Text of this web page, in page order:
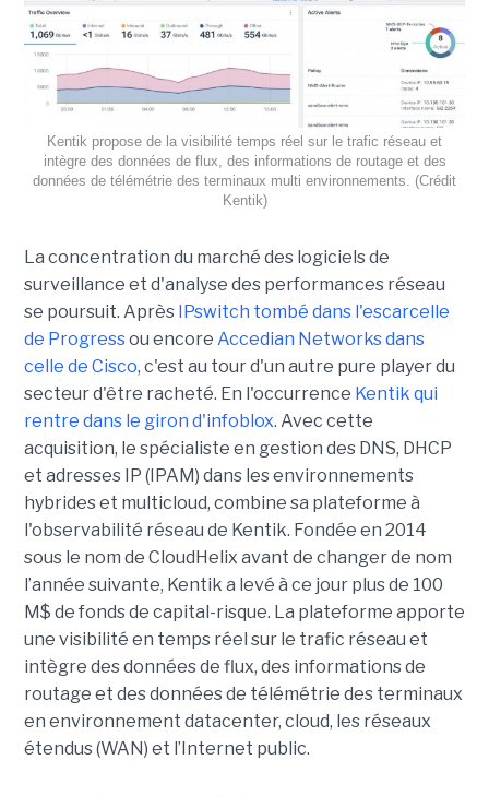
Kentik propose de la visibilité temps réel sur le trafic réseau et
intègre des données de flux, des informations de routage et des
données de télémétrie des terminaux multi environnements. (Crédit
Kentik)
La concentration du marché des logiciels de
surveillance et d'analyse des performances réseau
se poursuit. Après IPswitch tombé dans l'escarcelle
de Progressou encore Accedian Networks dans
celle de Cisco, c'est au tour d'un autre pure player du
secteur d'être racheté. En l'occurrence Kentik qui
rentre dans le giron d'infoblox. Avec cette
acquisition, le spécialiste en gestion des DNS, DHCP
et adresses IP (IPAM) dans les environnements
hybrides et multicloud, combine sa plateforme à
l'observabilité réseau de Kentik. Fondée en 2014
sous le nom de CloudHelix avant de changer de nom
l’année suivante, Kentik a levé à ce jour plus de 100
M$ de fonds de capital-risque. La plateforme apporte
une visibilité en temps réel sur le trafic réseau et
intègre des données de flux, des informations de
routage et des données de télémétrie des terminaux
en environnement datacenter, cloud, les réseaux
étendus (WAN) et l’Internet public.